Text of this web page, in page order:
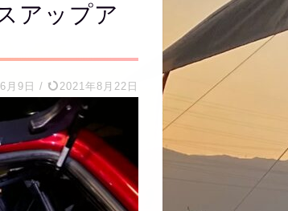
アップア
月9日 / 2021年8月22日